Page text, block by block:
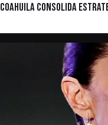
Coahuila consolida